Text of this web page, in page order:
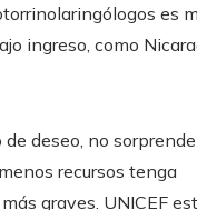
es
ingreso, como
deseo, no
recursos tenga
graves. UNICEF